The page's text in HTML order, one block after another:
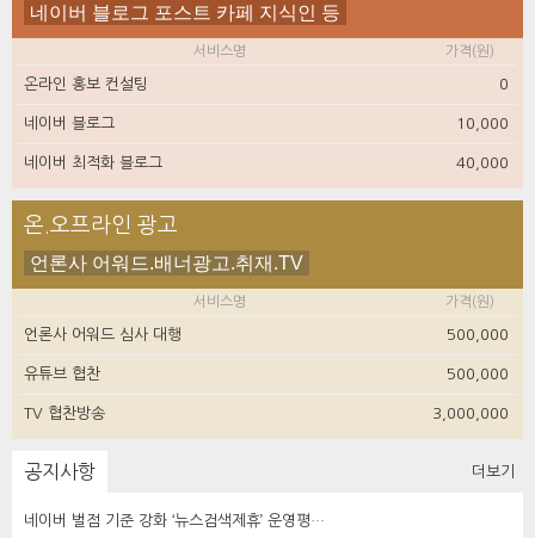
네이버 블로그 포스트 카페 지식인 등
서비스명 가격(원)
온라인 홍보 컨설팅 0
네이버 블로그 10,000
네이버 최적화 블로그 40,000
온.오프라인 광고
언론사 어워드.배너광고.취재.TV
서비스명 가격(원)
언론사 어워드 심사 대행 500,000
유튜브 협찬 500,000
TV 협찬방송 3,000,000
공지사항 더보기
네이버 벌점 기준 강화 ‘뉴스검색제휴’ 운영평…